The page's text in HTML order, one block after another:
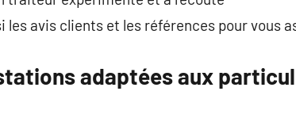
les avis clients et les références pour vous
adaptées aux